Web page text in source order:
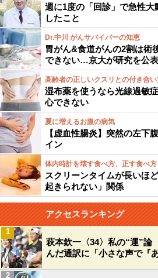
週に1度の「回診」で急性
したこと
Dr.中川 がんサバイバーの知恵
胃がん&食道がんの2割は術
できない…京大が研究を公表
高齢者の正しいクスリとの付き合
湿布薬を使うなら光線過敏
心できない
夏に増えるお腹の病気
【虚血性腸炎】突然の左下
イン
体内時計を壊す食べ方、正す食べ方
スクリーンタイムが長いほ
起きられない」関係
アクセスランキング
萩本欽一〈34〉私の“運”
んだ通訳に「小さな声で『
1
2